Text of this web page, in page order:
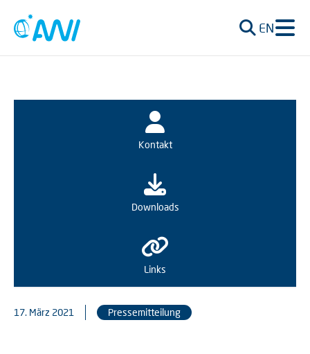
EN
Kontakt
Downloads
Links
17. März 2021 Pressemitteilung